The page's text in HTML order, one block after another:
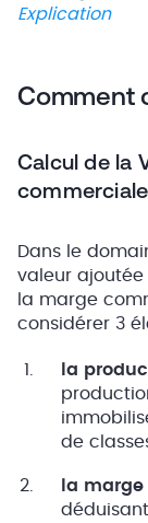
Explication
Comment
Calcul de la
commerciale
Dans le
valeur
la marge
considérer 3
la
de
la